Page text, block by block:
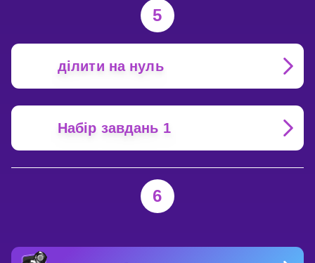
5
ділити на нуль
Набір завдань 1
6